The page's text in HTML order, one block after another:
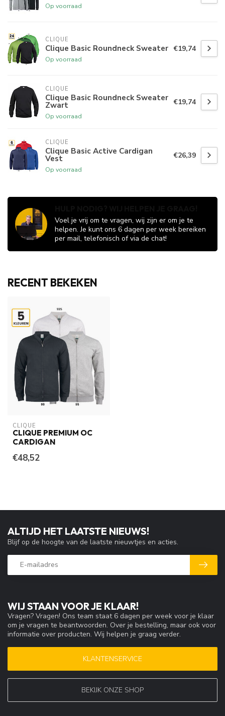
Op voorraad
CLIQUE
Clique Basic Roundneck Sweater
Op voorraad
€19,74
CLIQUE
Clique Basic Roundneck Sweater
Zwart
Op voorraad
€19,74
CLIQUE
Clique Basic Active Cardigan
Vest
Op voorraad
€26,39
Voel je vrij om te vragen, wij zijn er om je te
helpen. Je kunt ons 6 dagen per week bereiken
per mail, telefonisch of via de chat!
RECENT BEKEKEN
CLIQUE
CLIQUE PREMIUM OC
CARDIGAN
€48,52
WIJ STAAN VOOR JE KLAAR!
Vragen? Vragen! Ons team staat 6 dagen per week voor je klaar
om je vragen te beantwoorden. Over je bestelling, maar ook voor
informatie over producten. Wij helpen je graag verder.
KLANTENSERVICE
BEKIJK ONZE SHOP
ALTIJD HET LAATSTE NIEUWS!
Blijf op de hoogte van de laatste nieuwtjes en acties.